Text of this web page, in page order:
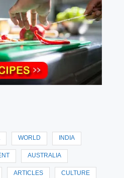
WORLD INDIA
AUSTRALIA
ARTICLES CULTURE